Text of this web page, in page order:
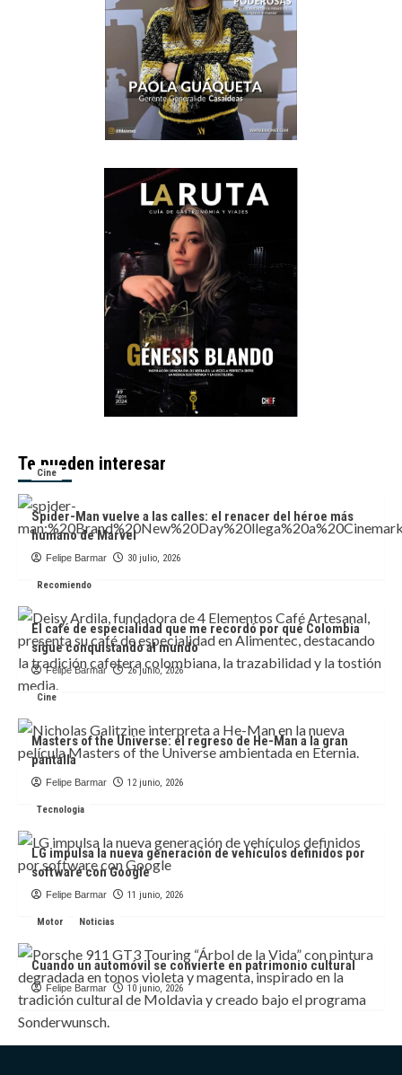
Te pueden interesar
Cine
Spider-Man vuelve a las calles: el renacer del héroe más
humano de Marvel
Felipe Barmar 30 julio, 2026
Recomiendo
El café de especialidad que me recordó por qué Colombia
sigue conquistando al mundo
Felipe Barmar 26 junio, 2026
Cine
Masters of the Universe: el regreso de He-Man a la gran
pantalla
Felipe Barmar 12 junio, 2026
Tecnologia
LG impulsa la nueva generación de vehículos definidos por
software con Google
Felipe Barmar 11 junio, 2026
Motor Noticias
Cuando un automóvil se convierte en patrimonio cultural
Felipe Barmar 10 junio, 2026